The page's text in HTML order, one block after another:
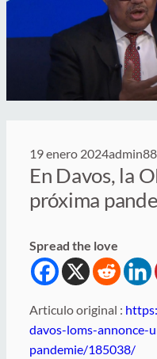
19 enero 2024
En Davos, la
próxima
Spread the love
Articulo original :
davos-loms-annonce-
pandemie/185038/